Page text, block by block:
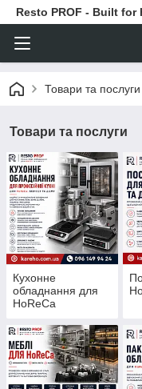
Resto PROF - Built for
Товари та послуги
Товари та послуги
Кухонне
обладнання для
HoReCa